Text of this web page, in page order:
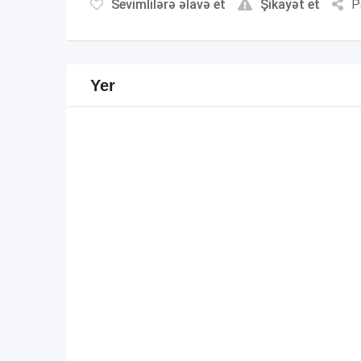
Sevimlilərə əlavə et Şikayət et
Yer